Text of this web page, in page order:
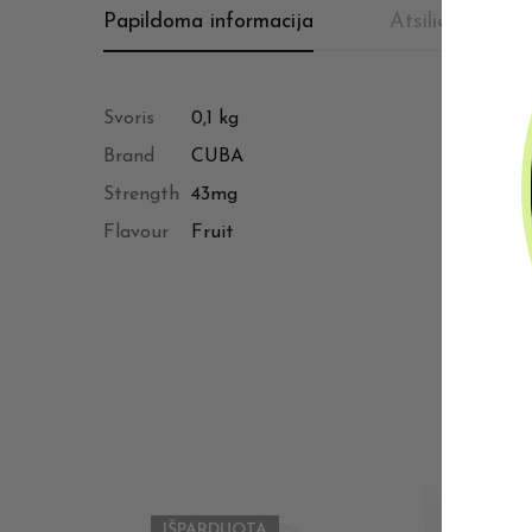
Papildoma informacija Atsiliepimai (7)
Svoris
0,1 kg
Brand
CUBA
Strength
43mg
Flavour
Fruit